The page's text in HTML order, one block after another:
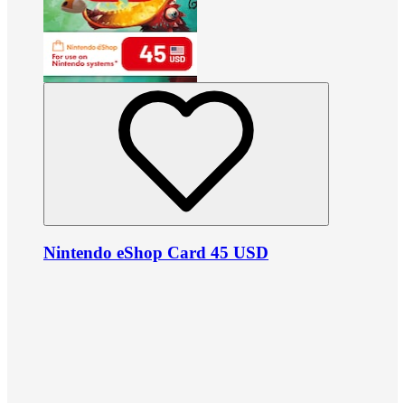
Nintendo eShop Card 45 USD